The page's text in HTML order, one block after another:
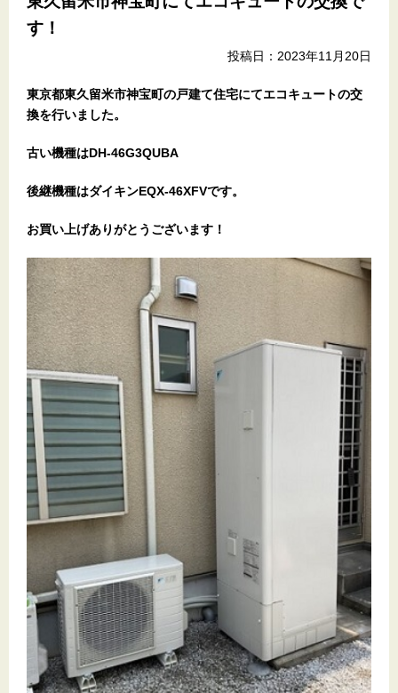
す！
投稿日：2023年11月20日
東京都東久留米市神宝町の戸建て住宅にてエコキュートの交
換を行いました。
古い機種はDH-46G3QUBA
後継機種はダイキンEQX-46XFVです。
お買い上げありがとうございます！